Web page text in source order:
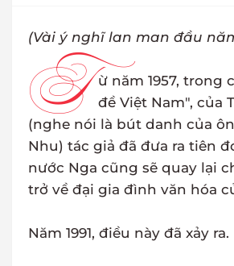
(Vài ý nghĩ lan man đầu
T ừ năm 1957, trong
đề Việt Nam", của
(nghe nói là bút danh của
Nhu) tác giả đã đưa ra tiên
nước Nga cũng sẽ quay lại
trở về đại gia đình văn hóa
Năm 1991, điều này đã xảy ra.